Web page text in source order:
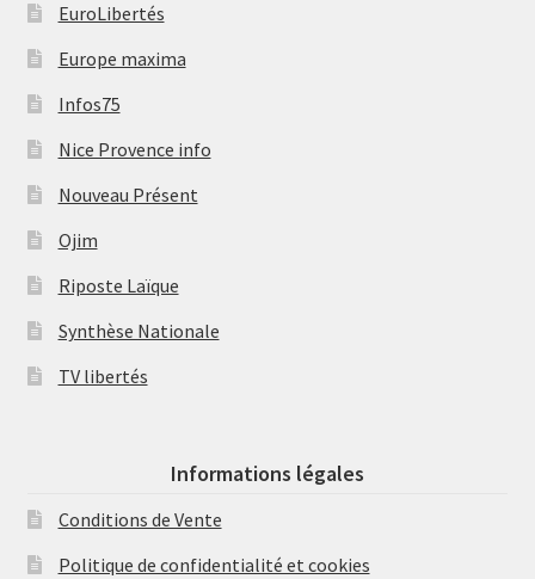
EuroLibertés
Europe maxima
Infos75
Nice Provence info
Nouveau Présent
Ojim
Riposte Laïque
Synthèse Nationale
TV libertés
Informations légales
Conditions de Vente
Politique de confidentialité et cookies